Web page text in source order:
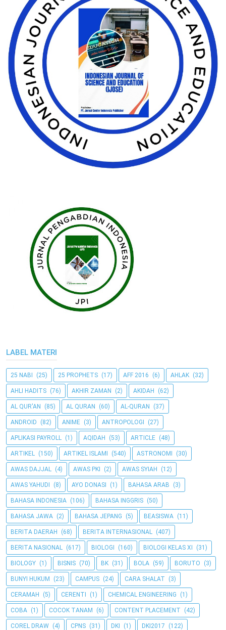
LABEL MATERI
25 NABI (25) 25 PROPHETS (17) AFF 2016 (6) AHLAK (32)
AHLI HADITS (76) AKHIR ZAMAN (2) AKIDAH (62)
AL QUR'AN (85) AL QURAN (60) AL-QURAN (37)
ANDROID (82) ANIME (3) ANTROPOLOGI (27)
APLIKASI PAYROLL (1) AQIDAH (53) ARTICLE (48)
ARTIKEL (150) ARTIKEL ISLAMI (540) ASTRONOMI (30)
AWAS DAJJAL (4) AWAS PKI (2) AWAS SYIAH (12)
AWAS YAHUDI (8) AYO DONASI (1) BAHASA ARAB (3)
BAHASA INDONESIA (106) BAHASA INGGRIS (50)
BAHASA JAWA (2) BAHASA JEPANG (5) BEASISWA (11)
BERITA DAERAH (68) BERITA INTERNASIONAL (407)
BERITA NASIONAL (617) BIOLOGI (160) BIOLOGI KELAS XI (31)
BIOLOGY (1) BISNIS (70) BK (31) BOLA (59) BORUTO (3)
BUNYI HUKUM (23) CAMPUS (24) CARA SHALAT (3)
CERAMAH (5) CERENTI (1) CHEMICAL ENGINEERING (1)
COBA (1) COCOK TANAM (6) CONTENT PLACEMENT (42)
COREL DRAW (4) CPNS (31) DKI (1) DKI2017 (122)